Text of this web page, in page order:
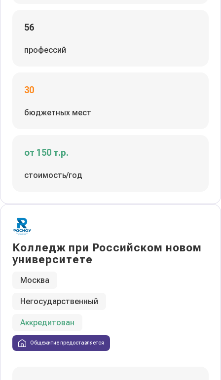
56
профессий
30
бюджетных мест
от 150 т.р.
стоимость/год
Колледж при Российском новом
университете
Москва
Негосударственный
Аккредитован
Общежитие предоставляется